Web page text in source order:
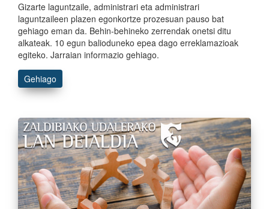
Gizarte laguntzaile, administrari eta administrari
laguntzaileen plazen egonkortze prozesuan pauso bat
gehiago eman da. Behin-behineko zerrendak onetsi ditu
alkateak. 10 egun balioduneko epea dago erreklamazioak
egiteko. Jarraian informazio gehiago.
Gehiago